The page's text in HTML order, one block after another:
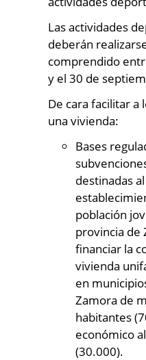
Las actividades
deberán
comprendido
y el 30 de
De cara facilitar a
una vivienda:
Bases
destinadas
población
provincia de
financiar la
vivienda
en
Zamora de
habitantes
económico
(30.000).